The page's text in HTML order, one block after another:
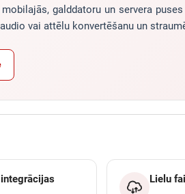
galddatoru un servera
vai attēlu konvertēšanu un
Lielu